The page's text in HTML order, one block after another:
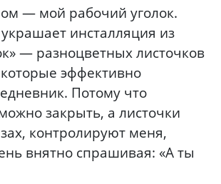
— мой рабочий уголок.
инсталляция из
— разноцветных листочков
эффективно
Потому что
закрыть, а листочки
контролируют меня,
внятно спрашивая: «А ты